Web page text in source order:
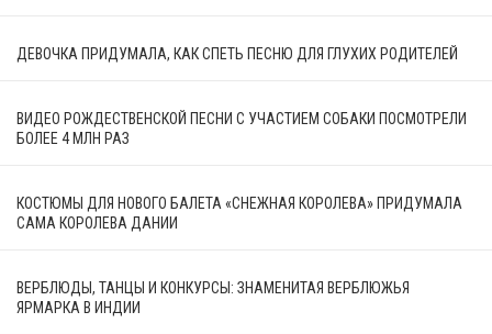
ДЕВОЧКА ПРИДУМАЛА, КАК СПЕТЬ ПЕСНЮ ДЛЯ ГЛУХИХ РОДИТЕЛЕЙ
ВИДЕО РОЖДЕСТВЕНСКОЙ ПЕСНИ С УЧАСТИЕМ СОБАКИ ПОСМОТРЕЛИ
БОЛЕЕ 4 МЛН РАЗ
КОСТЮМЫ ДЛЯ НОВОГО БАЛЕТА «СНЕЖНАЯ КОРОЛЕВА» ПРИДУМАЛА
САМА КОРОЛЕВА ДАНИИ
ВЕРБЛЮДЫ, ТАНЦЫ И КОНКУРСЫ: ЗНАМЕНИТАЯ ВЕРБЛЮЖЬЯ
ЯРМАРКА В ИНДИИ